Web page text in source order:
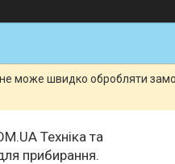
може швидко обробляти
Техніка та
прибирання.